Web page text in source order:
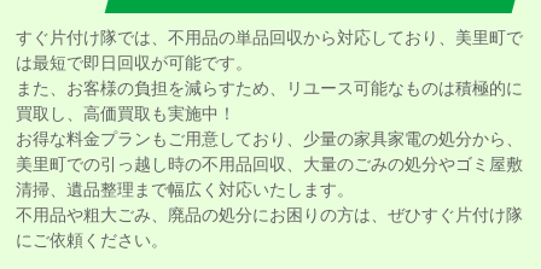
すぐ片付け隊では、不用品の単品回収から対応しており、美里町で
は最短で即日回収が可能です。
また、お客様の負担を減らすため、リユース可能なものは積極的に
買取し、高価買取も実施中！
お得な料金プランもご用意しており、少量の家具家電の処分から、
美里町での引っ越し時の不用品回収、大量のごみの処分やゴミ屋敷
清掃、遺品整理まで幅広く対応いたします。
不用品や粗大ごみ、廃品の処分にお困りの方は、ぜひすぐ片付け隊
にご依頼ください。